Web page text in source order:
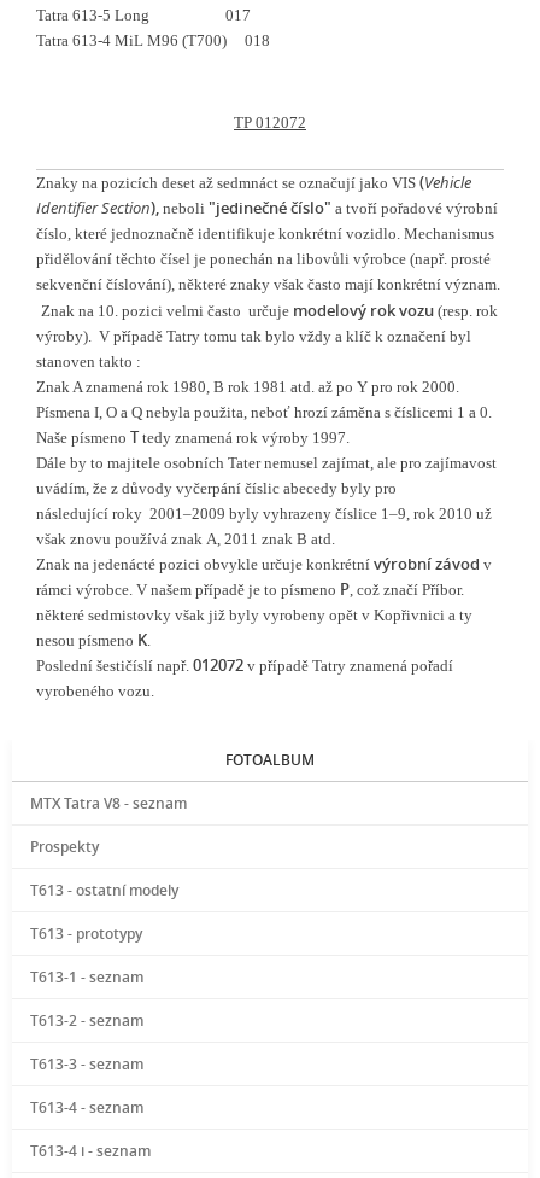
Tatra 613-5 Long 017
Tatra 613-4 MiL M96 (T700) 018
TP 012072
Znaky na pozicích deset až sedmnáct se označují jako VIS (Vehicle
Identifier Section), neboli "jedinečné číslo" a tvoří pořadové výrobní
číslo, které jednoznačně identifikuje konkrétní vozidlo. Mechanismus
přidělování těchto čísel je ponechán na libovůli výrobce (např. prosté
sekvenční číslování), některé znaky však často mají konkrétní význam.
Znak na 10. pozici velmi často určuje modelový rok vozu (resp. rok
výroby). V případě Tatry tomu tak bylo vždy a klíč k označení byl
stanoven takto :
Znak A znamená rok 1980, B rok 1981 atd. až po Y pro rok 2000.
Písmena I, O a Q nebyla použita, neboť hrozí záměna s číslicemi 1 a 0.
Naše písmeno Ttedy znamená rok výroby 1997.
Dále by to majitele osobních Tater nemusel zajímat, ale pro zajímavost
uvádím, že z důvody vyčerpání číslic abecedy byly pro
následující roky 2001–2009 byly vyhrazeny číslice 1–9, rok 2010 už
však znovu používá znak A, 2011 znak B atd.
Znak na jedenácté pozici obvykle určuje konkrétní výrobní závod v
rámci výrobce. V našem případě je to písmeno P, což značí Příbor.
některé sedmistovky však již byly vyrobeny opět v Kopřivnici a ty
nesou písmeno K.
Poslední šestičíslí např. 012072 v případě Tatry znamená pořadí
vyrobeného vozu.
FOTOALBUM
MTX Tatra V8 - seznam
Prospekty
T613 - ostatní modely
T613 - prototypy
T613-1 - seznam
T613-2 - seznam
T613-3 - seznam
T613-4 - seznam
T613-4 i - seznam